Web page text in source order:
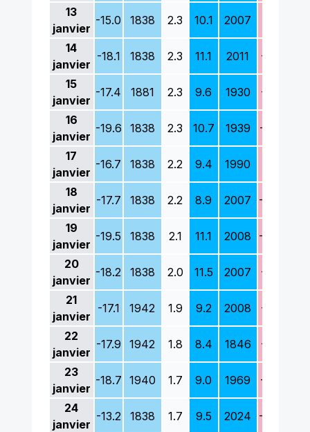
13
janvier
-15.0 1838 2.3 10.1 2007
14
janvier
-18.1 1838 2.3 11.1 2011 -8.8
15
janvier
-17.4 1881 2.3 9.6 1930 -9.7
16
janvier
-19.6 1838 2.3 10.7 1939 -11.6
17
janvier
-16.7 1838 2.2 9.4 1990
18
janvier
-17.7 1838 2.2 8.9 2007 -13.6
19
janvier
-19.5 1838 2.1 11.1 2008 -10.9
20
janvier
-18.2 1838 2.0 11.5 2007 -8.0
21
janvier
-17.1 1942 1.9 9.2 2008 -8.8
22
janvier
-17.9 1942 1.8 8.4 1846 -9.0
23
janvier
-18.7 1940 1.7 9.0 1969 -11.5
24
janvier
-13.2 1838 1.7 9.5 2024 -10.2